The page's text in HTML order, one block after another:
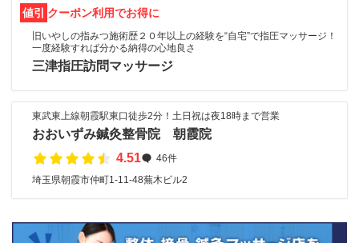
値引 クーポン利用でお得に
旧いやしの指みつ施術歴２０年以上の経験を“自宅”で指圧マッサージ！
一度経験すれば分かる納得の心地良さ
三津指圧訪問マッサージ
東武東上線朝霞駅東口徒歩2分！土日祝は夜18時まで営業
おおいずみ鍼灸整骨院 朝霞院
4.51
46件
埼玉県朝霞市仲町1-11-48蕪木ビル2